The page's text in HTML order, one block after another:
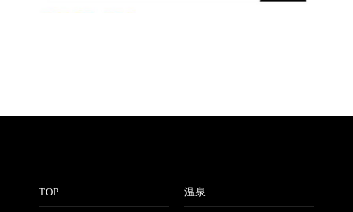
TOP 温泉